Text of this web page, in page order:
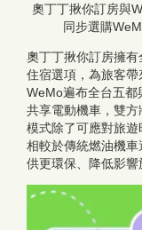
奧丁丁揪你訂房與
同步選購
奧丁丁揪你訂房擁
住宿選項，為旅客
WeMo遍布全台五都
共享電動機車，雙
模式除了可應對旅
相較於傳統燃油機
供更環保、降低影響